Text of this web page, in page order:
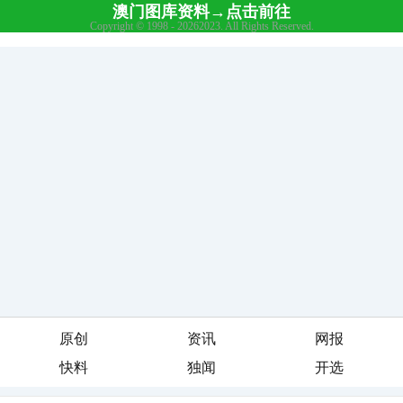
原创 资讯
网报
快料 独闻 开选